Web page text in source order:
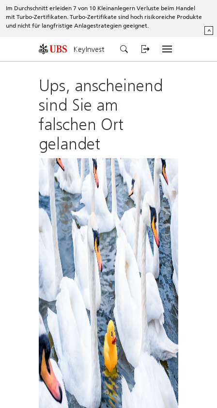
Im Durchschnitt erleiden 7 von 10 Kleinanlegern Verluste beim Handel
mit Turbo-Zertifikaten. Turbo-Zertifikate sind hoch risikoreiche Produkte
und nicht für langfristige Anlagestrategien geeignet.
^
KeyInvest
Ups, anscheinend
sind Sie am
falschen Ort
gelandet